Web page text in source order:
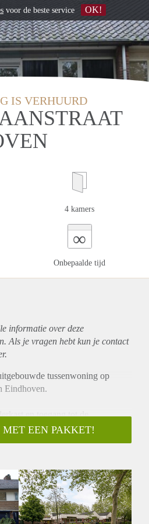
IS VERHUURD
4 kamers
∞
Onbepaalde tijd
informatie over deze
Als je vragen hebt kun je contact
tussenwoning op
Eindhoven.
en toegang tot de
de achterzijde v.v. keurige
de achterzijde van de woning is er
is gelegen op het zuidwesten.
stenen berging en achterom. De
invulbare borders aan beide
MET EEN PAKKET!
voor de beste service OK!